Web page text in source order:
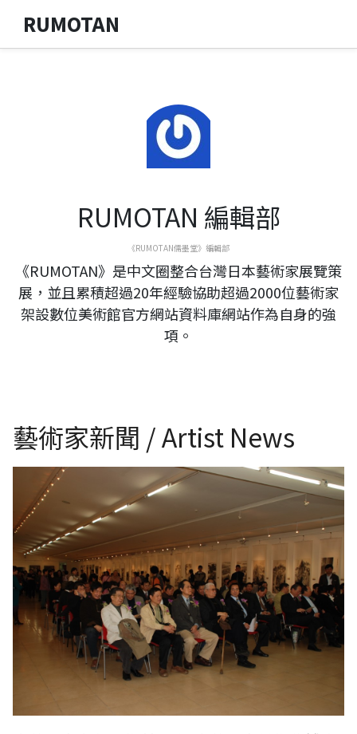
RUMOTAN
RUMOTAN 編輯部
《RUMOTAN儒墨堂》編輯部
《RUMOTAN》是中文圈整合台灣日本藝術家展覽策
展，並且累積超過20年經驗協助超過2000位藝術家
架設數位美術館官方網站資料庫網站作為自身的強
項。
藝術家新聞 / Artist News
中華兩岸文化藝術基金會-中華兩岸美術學博士生創作交流展